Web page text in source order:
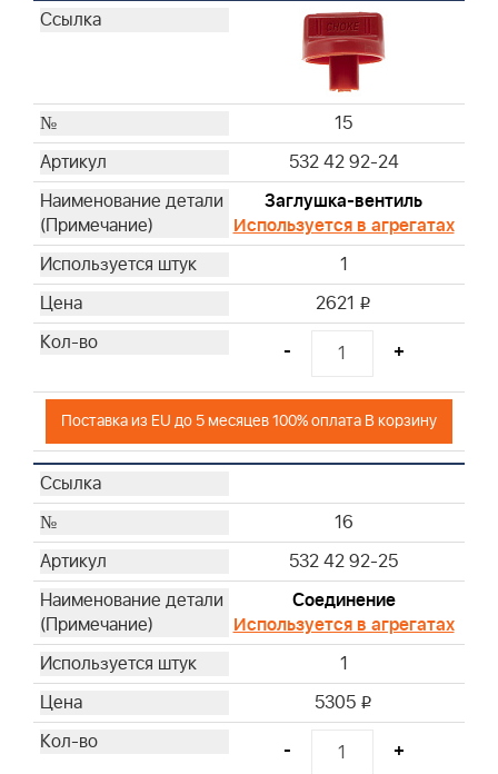
15
532 42 92-24
Заглушка-вентиль
Используется в агрегатах
1
2621 i
- +
Поставка из EU до 5 месяцев 100% оплата В корзину
16
532 42 92-25
Соединение
Используется в агрегатах
1
5305 i
- +